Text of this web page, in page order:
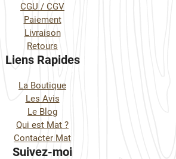
CGU / CGV
Paiement
Livraison
Retours
Liens Rapides
La Boutique
Les Avis
Le Blog
Qui est Mat ?
Contacter Mat
Suivez-moi